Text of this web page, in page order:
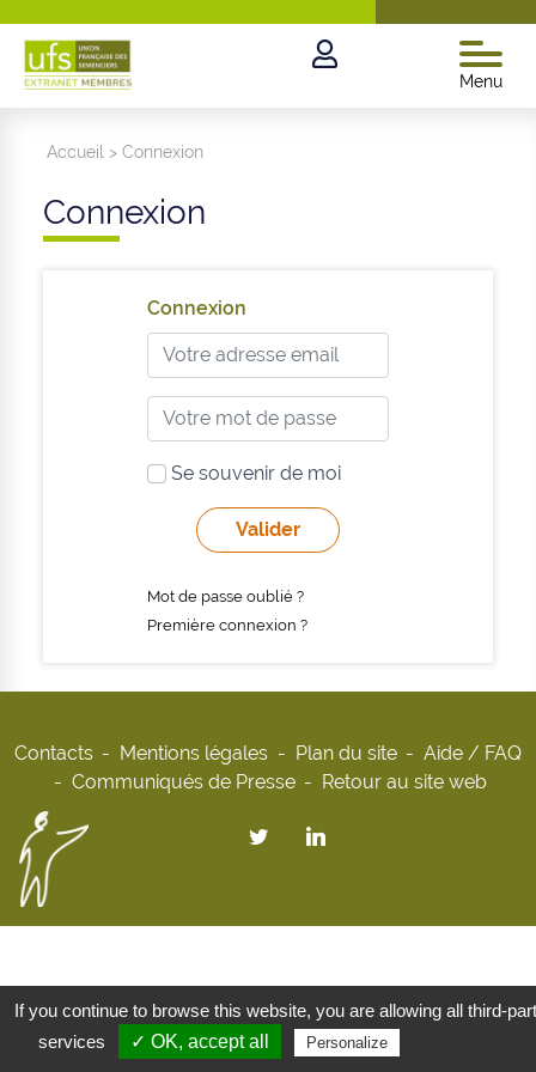
Menu
Accueil >Connexion
Connexion
Connexion
Se souvenir de moi
Mot de passe oublié ?
Première connexion ?
Contacts Mentions légales Plan du site
Aide / FAQ
Communiqués de Presse
Retour au site web
If you continue to browse this website, you are allowing all third-
services
✓ OK, accept all Personalize